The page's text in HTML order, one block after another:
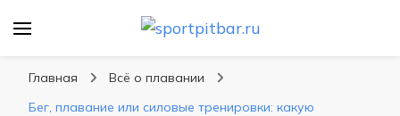
спортивных упражнения, правильные
диеты, программы тренировок
Главная
Всё о плавании
Бег, плавание или силовые тренировки: какую